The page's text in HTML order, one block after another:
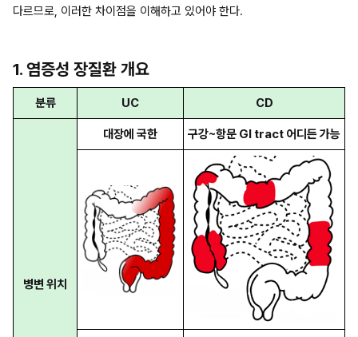
다르므로, 이러한 차이점을 이해하고 있어야 한다.
1. 염증성 장질환 개요
분류 UC CD
병변 위치
대장에 국한 구강~항문 GI tract 어디든 가능